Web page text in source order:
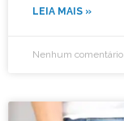
LEIA MAIS »
Nenhum comentário